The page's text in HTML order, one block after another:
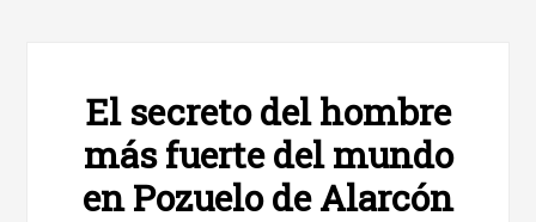
El secreto del hombre
más fuerte del mundo
en Pozuelo de Alarcón